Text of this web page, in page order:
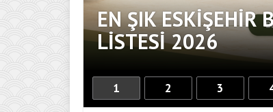
EN ŞIK ESKIŞEHIR
LISTESI 2026
1 2 3